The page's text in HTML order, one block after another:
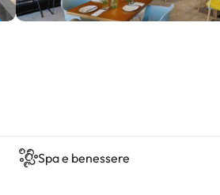
Spa e benessere